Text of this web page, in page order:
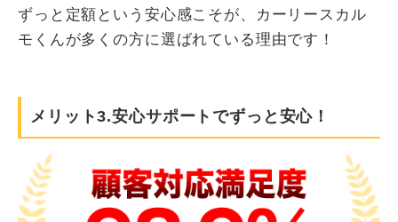
ずっと定額という安心感こそが、カーリースカル
モくんが多くの方に選ばれている理由です！
メリット3.安心サポートでずっと安心！